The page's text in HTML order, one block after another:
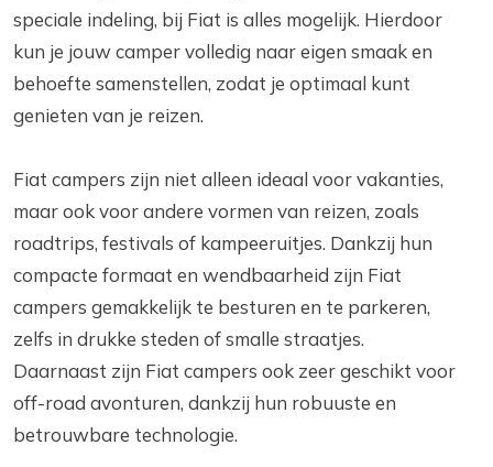
speciale indeling, bij Fiat is alles mogelijk. Hierdoor
kun je jouw camper volledig naar eigen smaak en
behoefte samenstellen, zodat je optimaal kunt
genieten van je reizen.
Fiat campers zijn niet alleen ideaal voor vakanties,
maar ook voor andere vormen van reizen, zoals
roadtrips, festivals of kampeeruitjes. Dankzij hun
compacte formaat en wendbaarheid zijn Fiat
campers gemakkelijk te besturen en te parkeren,
zelfs in drukke steden of smalle straatjes.
Daarnaast zijn Fiat campers ook zeer geschikt voor
off-road avonturen, dankzij hun robuuste en
betrouwbare technologie.